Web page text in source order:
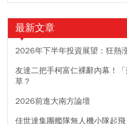
最新文章
2026年下半年投資展望：狂熱
友達二把手柯富仁裸辭內幕！
草？
2026前進大南方論壇
佳世達集團艦隊無人機小隊起